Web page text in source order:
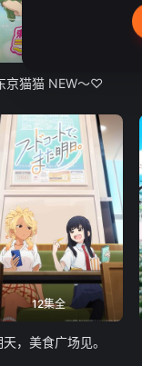
京猫猫 NEW～♡
12集全
天，美食广场见。